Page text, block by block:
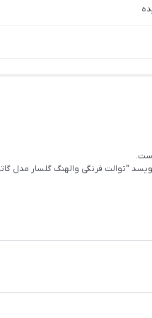
“توالت فرنگی والهنگ گلسار مدل